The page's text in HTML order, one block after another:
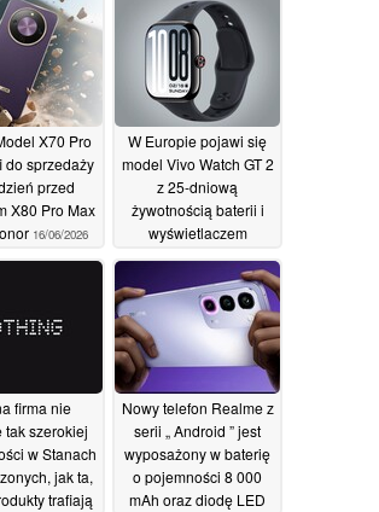
17/06/2026
X70 Pro
do sprzedaży
przed
X80 Pro Max
16/06/2026
W Europie pojawi się
model Vivo Watch GT 2
z 25-dniową
żywotnością baterii i
wyświetlaczem
15/06/2026
firma nie
tak szerokiej
w Stanach
jak ta,
trafiają
Nowy telefon Realme z
serii „ Android ” jest
wyposażony w baterię
o pojemności 8 000
mAh oraz diodę LED